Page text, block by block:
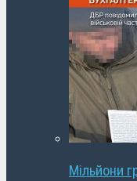
Мільйони